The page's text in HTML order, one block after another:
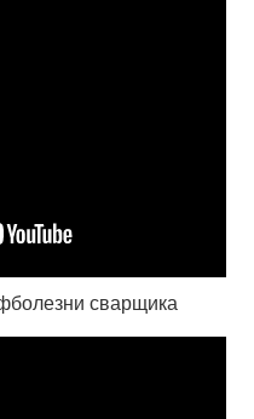
сварщика